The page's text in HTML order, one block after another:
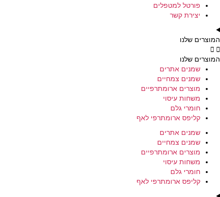
פורטל למטפלים
יצירת קשר
המוצרים שלנו
המוצרים שלנו
שמנים אתרים
שמנים צמחיים
מוצרים ארומתרפיים
משחות עיסוי
חומרי גלם
קליפס ארומתרפי לאף
שמנים אתרים
שמנים צמחיים
מוצרים ארומתרפיים
משחות עיסוי
חומרי גלם
קליפס ארומתרפי לאף